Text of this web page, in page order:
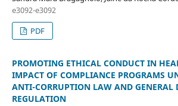
e3092-e3092
PDF
PROMOTING ETHICAL CONDUCT IN
IMPACT OF COMPLIANCE PROGRAMS
ANTI-CORRUPTION LAW AND GENERAL
REGULATION